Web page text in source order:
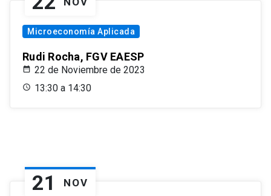
Microeconomía Aplicada
Rudi Rocha, FGV EAESP
22 de Noviembre de 2023
13:30 a 14:30
21 NOV